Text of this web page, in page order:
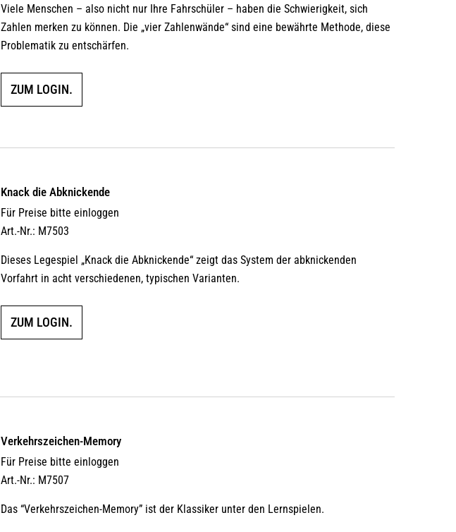
Viele Menschen – also nicht nur Ihre Fahrschüler – haben die Schwierigkeit, sich
Zahlen merken zu können. Die „vier Zahlenwände“ sind eine bewährte Methode, diese
Problematik zu entschärfen.
ZUM LOGIN.
Knack die Abknickende
Für Preise bitte einloggen
Art.-Nr.: M7503
Dieses Legespiel „Knack die Abknickende“ zeigt das System der abknickenden
Vorfahrt in acht verschiedenen, typischen Varianten.
ZUM LOGIN.
Verkehrszeichen-Memory
Für Preise bitte einloggen
Art.-Nr.: M7507
Das “Verkehrszeichen-Memory” ist der Klassiker unter den Lernspielen.